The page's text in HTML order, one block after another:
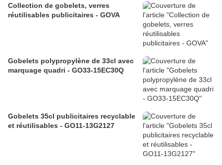
Collection de gobelets, verres
réutilisables publicitaires - GOVA
Gobelets polypropylène de 33cl avec
marquage quadri - GO33-15EC30Q
Gobelets 35cl publicitaires recyclable
et réutilisables - GO11-13G2127